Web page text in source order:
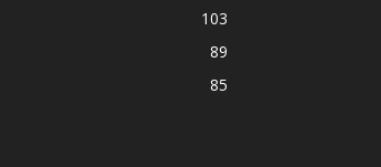
103
89
85